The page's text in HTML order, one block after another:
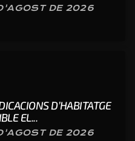
DE 2026
D’HABITATGE
EL...
DE 2026